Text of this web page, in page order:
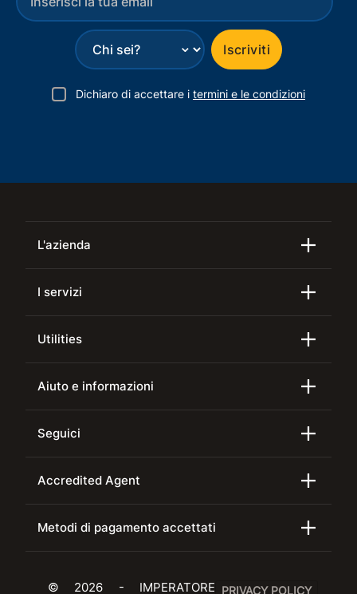
⌄ Iscriviti
Dichiaro di accettare i termini e le condizioni
L'azienda
I servizi
Utilities
Aiuto e informazioni
Seguici
Accredited Agent
Metodi di pagamento accettati
© 2026 - IMPERATORE PRIVACY POLICY